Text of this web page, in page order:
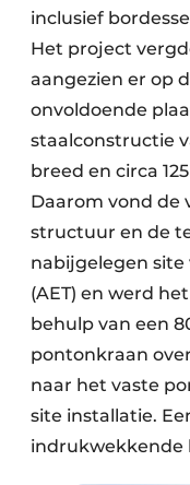
inclusief
Het project
aangezien er op
onvoldoende
staalconstructie
breed en circa
Daarom vond de
structuur en de
nabijgelegen
(AET) en werd
behulp van een
pontonkraan
naar het vaste
site installatie.
indrukwekkende